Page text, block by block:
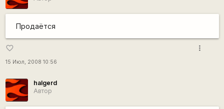
Продаётся
favorite_border
15 Июл, 2008 10:56
more_vert
halgerd
Автор